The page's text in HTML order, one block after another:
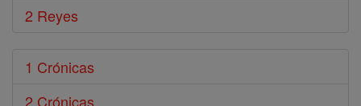
2 Reyes
1 Crónicas
2 Crónicas